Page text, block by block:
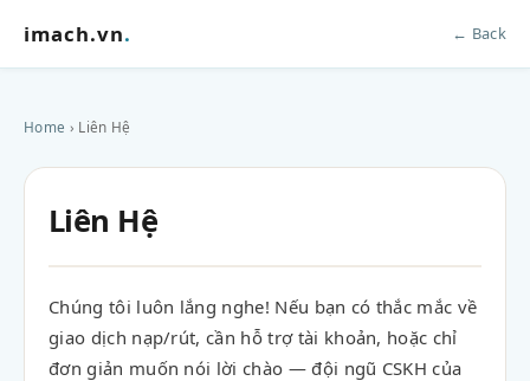
imach.vn. ← Back
Home › Liên Hệ
Liên Hệ
Chúng tôi luôn lắng nghe! Nếu bạn có thắc mắc về
giao dịch nạp/rút, cần hỗ trợ tài khoản, hoặc chỉ
đơn giản muốn nói lời chào — đội ngũ CSKH của